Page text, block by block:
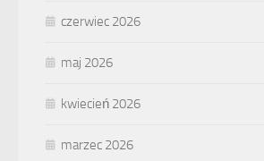
czerwiec 2026
maj 2026
kwiecień 2026
marzec 2026